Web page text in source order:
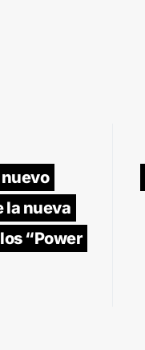
la nueva
“Power